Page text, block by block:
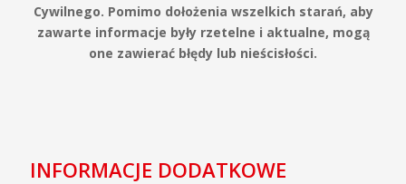
Cywilnego. Pomimo dołożenia wszelkich starań, aby
zawarte informacje były rzetelne i aktualne, mogą
one zawierać błędy lub nieścisłości.
INFORMACJE DODATKOWE